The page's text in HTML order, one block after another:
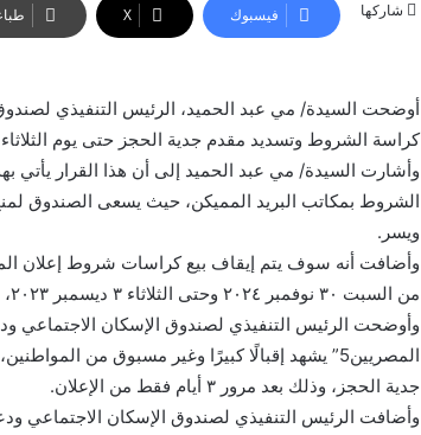
شاركها فيسبوك ‫X
أوضحت السيدة/ مي عبد الحميد، الرئيس التنفيذي
كراسة الشروط وتسديد مقدم جدية الحجز حتى يوم الثلاثاء ٣١ ديسمبر ٢٠٢٤.
وأشارت السيدة/ مي عبد الحميد إلى أن هذا القرار
الشروط بمكاتب البريد المميكن، حيث يسعى الصندوق
ويسر.
من السبت ٣٠ نوفمبر ٢٠٢٤ وحتى الثلاثاء ٣ ديسمبر ٢٠٢٣، على أن يستأنف بيع كراسات الشروط يوم الأربعاء ٤ ديسمبر ٢٠٢٤.
وأوضحت الرئيس التنفيذي لصندوق الإسكان الاجتماعي
جدية الحجز، وذلك بعد مرور ٣ أيام فقط من الإعلان.
وأضافت الرئيس التنفيذي لصندوق الإسكان الاجتماعي